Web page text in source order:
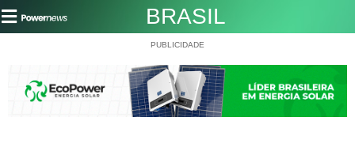
BRASIL
PUBLICIDADE